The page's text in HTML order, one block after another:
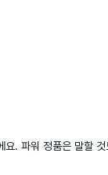
요. 파워 정품은 말할 것